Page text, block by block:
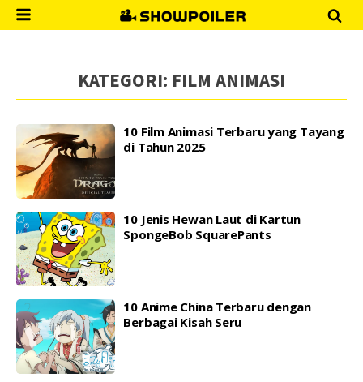
KATEGORI: FILM ANIMASI
10 Film Animasi Terbaru yang Tayang
di Tahun 2025
10 Jenis Hewan Laut di Kartun
SpongeBob SquarePants
10 Anime China Terbaru dengan
Berbagai Kisah Seru